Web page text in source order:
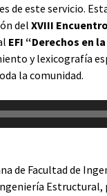
de este servicio.
del XVIII
EFI “Derechos en
y lexicografía
la comunidad.
de Facultad de
Estructural,